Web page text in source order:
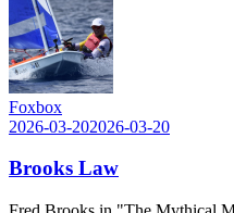
Foxbox
2026-03-202026-03-20
Brooks Law